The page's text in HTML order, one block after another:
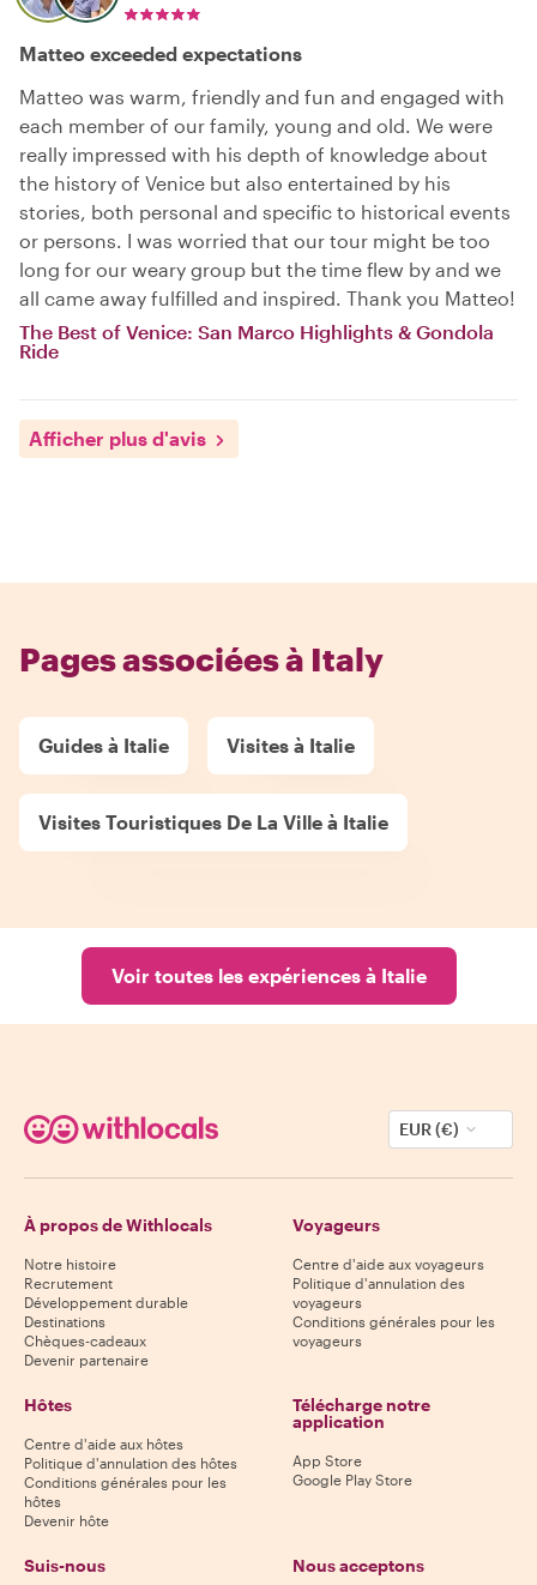
Matteo exceeded expectations
Matteo was warm, friendly and fun and engaged with
each member of our family, young and old. We were
really impressed with his depth of knowledge about
the history of Venice but also entertained by his
stories, both personal and specific to historical events
or persons. I was worried that our tour might be too
long for our weary group but the time flew by and we
all came away fulfilled and inspired. Thank you Matteo!
The Best of Venice: San Marco Highlights & Gondola
Ride
Afficher plus d'avis
Pages associées à Italy
Guides à Italie Visites à Italie
Visites Touristiques De La Ville à Italie
Voir toutes les expériences à Italie
EUR (€)
À propos de Withlocals
Notre histoire
Recrutement
Développement durable
Destinations
Chèques-cadeaux
Devenir partenaire
Voyageurs
Centre d'aide aux voyageurs
Politique d'annulation des
voyageurs
Conditions générales pour les
voyageurs
Hôtes
Centre d'aide aux hôtes
Politique d'annulation des hôtes
Conditions générales pour les
hôtes
Devenir hôte
Télécharge notre
application
App Store
Google Play Store
Suis-nous Nous acceptons